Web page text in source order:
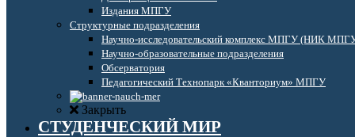
Издания МПГУ
Структурные подразделения
Научно-исследовательский комплекс МПГУ (НИК
Научно-образовательные подразделения
Обсерватория
Педагогический Технопарк «Кванториум» МПГУ
Закрыть
СТУДЕНЧЕСКИЙ МИР